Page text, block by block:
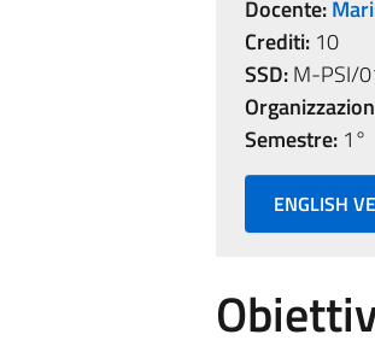
Docente:
Crediti:10
SSD:M-PSI/
Semestre:1°
ENGLISH